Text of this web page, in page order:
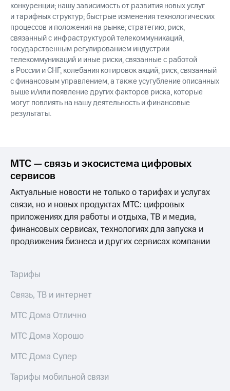
конкуренции; нашу зависимость от развития новых услуг
и тарифных структур; быстрые изменения технологических
процессов и положения на рынке; стратегию; риск,
связанный с инфраструктурой телекоммуникаций,
государственным регулированием индустрии
телекоммуникаций и иные риски, связанные с работой
в России и СНГ; колебания котировок акций; риск, связанный
с финансовым управлением, а также усугубление описанных
выше и/или появление других факторов риска, которые
могут повлиять на нашу деятельность и финансовые
результаты.
МТС — связь и экосистема цифровых
сервисов
Актуальные новости не только о тарифах и услугах
связи, но и новых продуктах МТС: цифровых
приложениях для работы и отдыха, ТВ и медиа,
финансовых сервисах, технологиях для запуска и
продвижения бизнеса и других сервисах компании
Тарифы
Связь, ТВ и интернет
МТС Дома Отлично
МТС Дома Хорошо
МТС Дома Супер
Тарифы мобильной связи